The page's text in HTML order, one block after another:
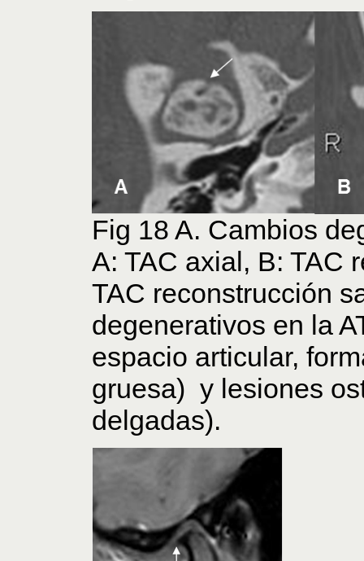
Fig 18 A. Cambios
A: TAC axial, B: TAC
TAC reconstrucción
degenerativos en la
espacio articular,
gruesa) y lesiones
delgadas).